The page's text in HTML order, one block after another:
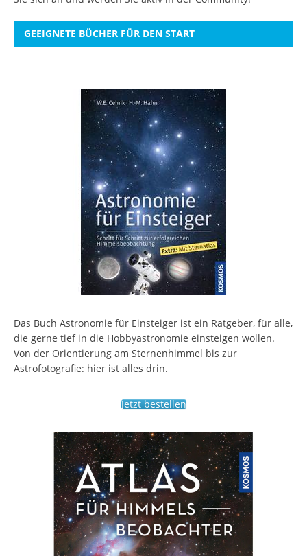
GEEIGNETE BÜCHER FÜR DEN START
Das Buch Astronomie für Einsteiger ist ein Ratgeber, für alle,
die gerne tief in die Hobbyastronomie einsteigen wollen.
Von der Orientierung am Sternenhimmel bis zur
Astrofotografie: hier ist alles drin.
Jetzt bestellen